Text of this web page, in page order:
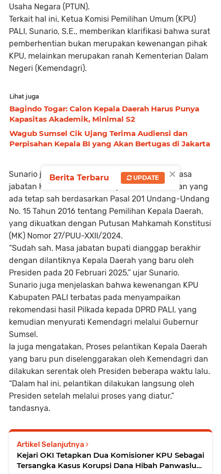
Usaha Negara (PTUN).
Terkait hal ini, Ketua Komisi Pemilihan Umum (KPU)
PALI, Sunario, S.E., memberikan klarifikasi bahwa surat
pemberhentian bukan merupakan kewenangan pihak
KPU, melainkan merupakan ranah Kementerian Dalam
Negeri (Kemendagri).
Lihat juga
Bagindo Togar: Calon Kepala Daerah Harus Punya
Kapasitas Akademik, Minimal S2
Wagub Sumsel Cik Ujang Terima Audiensi dan
Perpisahan Kepala BI yang Akan Bertugas di Jakarta
Sunario juga menegaskan bahwa meskipun masa
jabatan Heri tidak berakhir tepat 5 tahun, aturan yang
ada tetap sah berdasarkan Pasal 201 Undang-Undang
No. 15 Tahun 2016 tentang Pemilihan Kepala Daerah,
yang dikuatkan dengan Putusan Mahkamah Konstitusi
(MK) Nomor 27/PUU-XXII/2024.
“Sudah sah. Masa jabatan bupati dianggap berakhir
dengan dilantiknya Kepala Daerah yang baru oleh
Presiden pada 20 Februari 2025,” ujar Sunario.
Sunario juga menjelaskan bahwa kewenangan KPU
Kabupaten PALI terbatas pada menyampaikan
rekomendasi hasil Pilkada kepada DPRD PALI, yang
kemudian menyurati Kemendagri melalui Gubernur
Sumsel.
Ia juga mengatakan, Proses pelantikan Kepala Daerah
yang baru pun diselenggarakan oleh Kemendagri dan
dilakukan serentak oleh Presiden beberapa waktu lalu.
“Dalam hal ini, pelantikan dilakukan langsung oleh
Presiden setelah melalui proses yang diatur,”
tandasnya.
Artikel Selanjutnya
Kejari OKI Tetapkan Dua Komisioner KPU Sebagai
Tersangka Kasus Korupsi Dana Hibah Panwaslu
×
Berita Terbaru UPDATE